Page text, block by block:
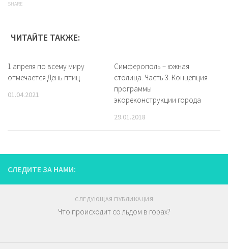
SHARE
ЧИТАЙТЕ ТАКЖЕ:
1 апреля по всему миру
отмечается День птиц
01.04.2021
Симферополь – южная
столица. Часть 3. Концепция
программы
экореконструкции города
29.01.2018
СЛЕДИТЕ ЗА НАМИ:
СЛЕДУЮЩАЯ ПУБЛИКАЦИЯ
Что происходит со льдом в горах?